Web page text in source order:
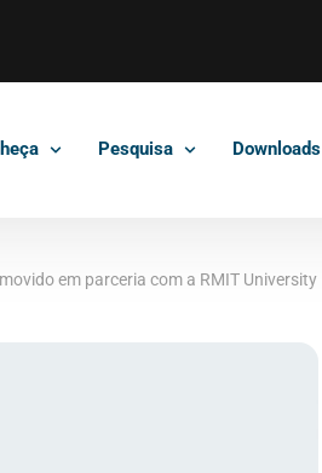
Pesquisa Downloads
em parceria com a RMIT University